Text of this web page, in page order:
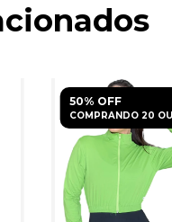
50% OFF
COMPRANDO 20